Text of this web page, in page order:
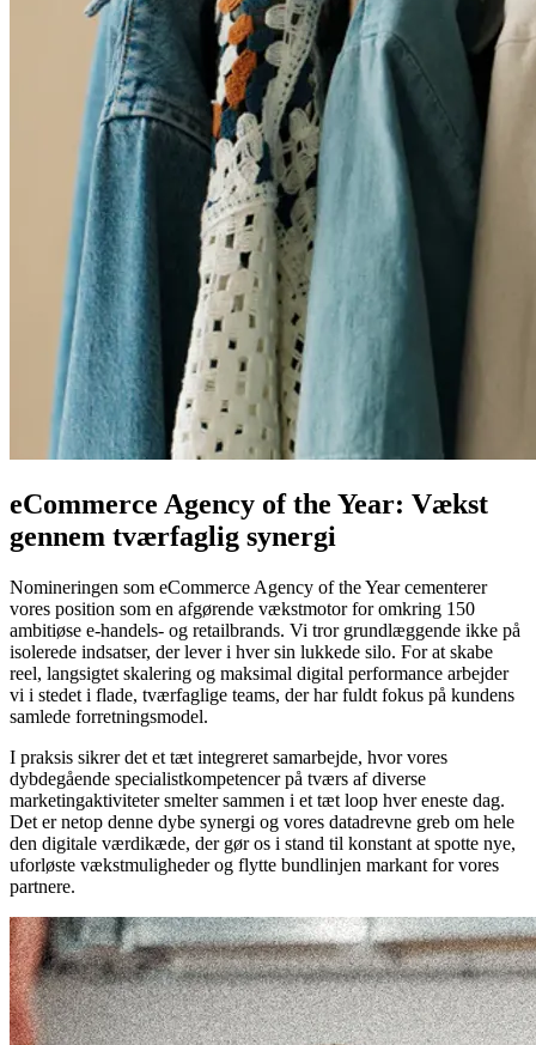
eCommerce Agency of the Year: Vækst
gennem tværfaglig synergi
Nomineringen som eCommerce Agency of the Year cementerer
vores position som en afgørende vækstmotor for omkring 150
ambitiøse e-handels- og retailbrands. Vi tror grundlæggende ikke på
isolerede indsatser, der lever i hver sin lukkede silo. For at skabe
reel, langsigtet skalering og maksimal digital performance arbejder
vi i stedet i flade, tværfaglige teams, der har fuldt fokus på kundens
samlede forretningsmodel.
I praksis sikrer det et tæt integreret samarbejde, hvor vores
dybdegående specialistkompetencer på tværs af diverse
marketingaktiviteter smelter sammen i et tæt loop hver eneste dag.
Det er netop denne dybe synergi og vores datadrevne greb om hele
den digitale værdikæde, der gør os i stand til konstant at spotte nye,
uforløste vækstmuligheder og flytte bundlinjen markant for vores
partnere.